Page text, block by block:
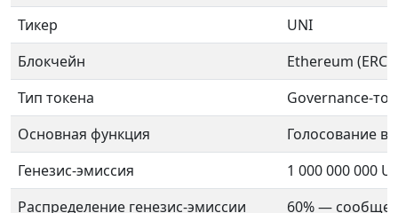
Тикер
UNI
Блокчейн
Ethereum
Тип токена
Governance-
Основная функция
Голосование в
Генезис-эмиссия
1 000 000 000
Распределение генезис-эмиссии
60% —